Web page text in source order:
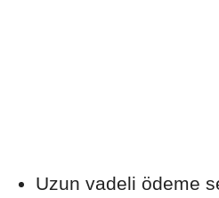
Uzun vadeli ödeme